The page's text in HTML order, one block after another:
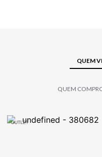
QUEM
QUEM